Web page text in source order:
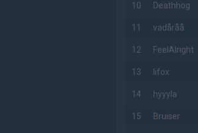
10 Deathhog
11 vadåråå
12 FeelAlright
13 lifox
14 hyyyla
15 Bruiser